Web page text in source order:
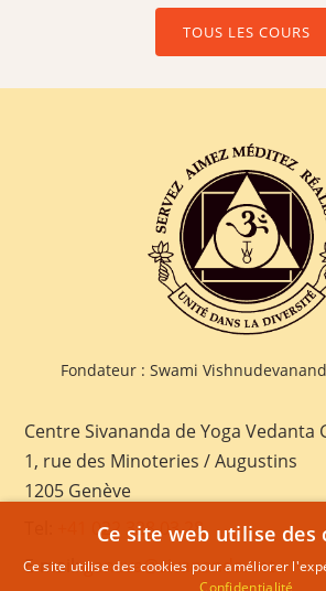
TOUS LES COURS
Fondateur : Swami
Centre Sivananda de Yoga Vedanta
1, rue des Minoteries / Augustins
1205 Genève
+41 022 328 03 28
E-mail:geneva@sivananda.net
Ce site web utilise des
Ce site utilise des cookies pour améliorer
Confidentialité